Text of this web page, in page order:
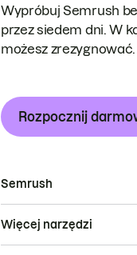
Wypróbuj Semrush
przez siedem dni. W
możesz zrezygnować.
Rozpocznij
Semrush
Więcej narzędzi